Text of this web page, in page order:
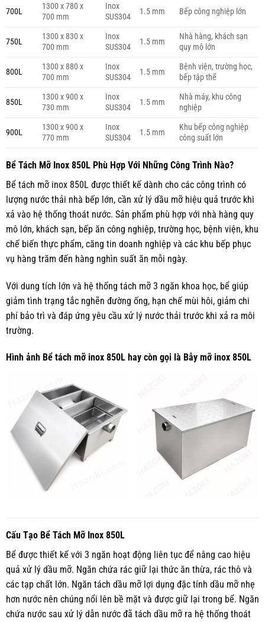
700L
1300 x 780 x
700 mm
Inox
SUS304
1.5 mm Bếp công nghiệp lớn
750L
1300 x 830 x
700 mm
Inox
SUS304
1.5 mm
Nhà hàng, khách sạn
quy mô lớn
800L
1300 x 880 x
700 mm
Inox
SUS304
1.5 mm
Bệnh viện, trường học,
bếp tập thể
850L
1300 x 900 x
730 mm
Inox
SUS304
1.5 mm
Nhà máy, khu công
nghiệp
900L
1300 x 900 x
770 mm
Inox
SUS304
1.5 mm
Khu bếp công nghiệp
công suất lớn
Bể Tách Mỡ Inox 850L Phù Hợp Với Những Công Trình Nào?
Bể tách mỡ inox 850L được thiết kế dành cho các công trình có
lượng nước thải nhà bếp lớn, cần xử lý dầu mỡ hiệu quả trước khi
xả vào hệ thống thoát nước. Sản phẩm phù hợp với nhà hàng quy
mô lớn, khách sạn, bếp ăn công nghiệp, trường học, bệnh viện, khu
chế biến thực phẩm, căng tin doanh nghiệp và các khu bếp phục
vụ hàng trăm đến hàng nghìn suất ăn mỗi ngày.
Với dung tích lớn và hệ thống tách mỡ 3 ngăn khoa học, bể giúp
giảm tình trạng tắc nghẽn đường ống, hạn chế mùi hôi, giảm chi
phí bảo trì và đáp ứng yêu cầu xử lý nước thải trước khi xả ra môi
trường.
Hình ảnh Bể tách mỡ inox 850L hay còn gọi là Bẫy mỡ inox 850L
Cấu Tạo Bể Tách Mỡ Inox 850L
Bể được thiết kế với 3 ngăn hoạt động liên tục để nâng cao hiệu
quả xử lý dầu mỡ. Ngăn chứa rác giữ lại thức ăn thừa, rác thô và
các tạp chất lớn. Ngăn tách dầu mỡ lợi dụng đặc tính dầu mỡ nhẹ
hơn nước nên chúng nổi lên bề mặt và được giữ lại trong bể. Ngăn
chứa nước sau xử lý dẫn nước đã tách dầu mỡ ra hệ thống thoát